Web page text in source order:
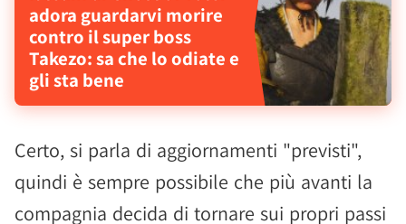
adora guardarvi morire
contro il super boss
Takezo: sa che lo odiate e
gli sta bene
Certo, si parla di aggiornamenti "previsti",
quindi è sempre possibile che più avanti la
compagnia decida di tornare sui propri passi